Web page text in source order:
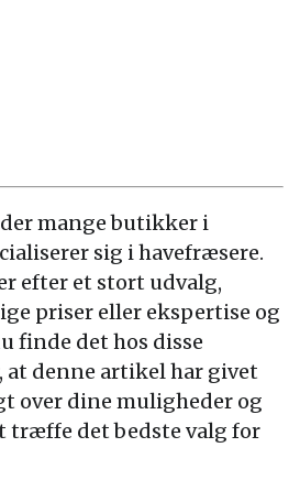
der mange butikker i
sig i havefræsere.
efter et stort udvalg,
priser eller ekspertise og
finde det hos disse
at denne artikel har givet
over dine muligheder og
træffe det bedste valg for